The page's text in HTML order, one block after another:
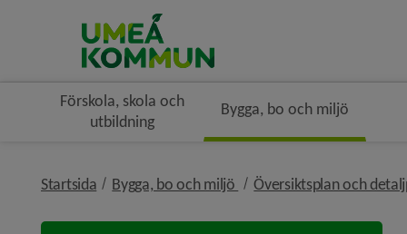
Förskola, skola och
utbildning
Bygga, bo och miljö
Startsida Bygga, bo och miljö nivå i
Översiktsplan och